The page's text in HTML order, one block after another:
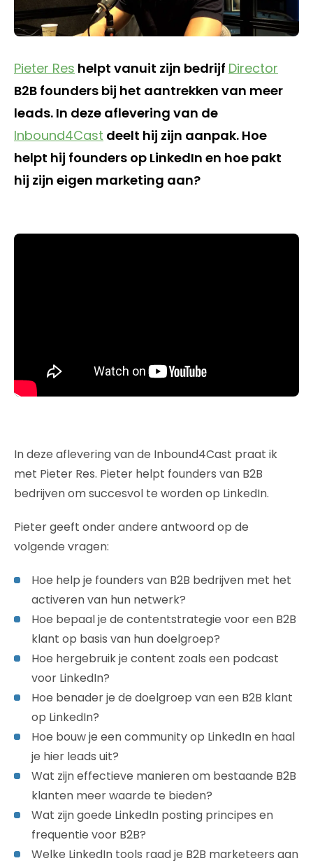
Pieter Res helpt vanuit zijn bedrijf Director
B2B founders bij het aantrekken van meer
leads. In deze aflevering van de
Inbound4Cast deelt hij zijn aanpak. Hoe
helpt hij founders op LinkedIn en hoe pakt
hij zijn eigen marketing aan?
In deze aflevering van de Inbound4Cast praat ik
met Pieter Res. Pieter helpt founders van B2B
bedrijven om succesvol te worden op LinkedIn.
Pieter geeft onder andere antwoord op de
volgende vragen:
Hoe help je founders van B2B bedrijven met het
activeren van hun netwerk?
Hoe bepaal je de contentstrategie voor een B2B
klant op basis van hun doelgroep?
Hoe hergebruik je content zoals een podcast
voor LinkedIn?
Hoe benader je de doelgroep van een B2B klant
op LinkedIn?
Hoe bouw je een community op LinkedIn en haal
je hier leads uit?
Wat zijn effectieve manieren om bestaande B2B
klanten meer waarde te bieden?
Wat zijn goede LinkedIn posting principes en
frequentie voor B2B?
Welke LinkedIn tools raad je B2B marketeers aan